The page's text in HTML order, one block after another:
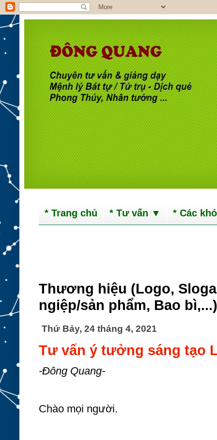
* Trang chủ * Tư vấn ▼ * Các
Thương hiệu (Logo,
ngiệp/sản phẩm, Bao bì,...)
Thứ Bảy, 24 tháng 4, 2021
Tư vấn ý tưởng sáng tạo
-Đông Quang-
Chào mọi người.